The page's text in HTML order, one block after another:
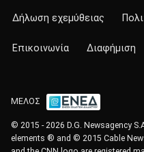
Δήλωση εχεμύθειας
Επικοινωνία Διαφήμιση
ΜΕΛΟΣ
© 2015 - 2026 D.G. Newsagency
elements ® and © 2015 Cable